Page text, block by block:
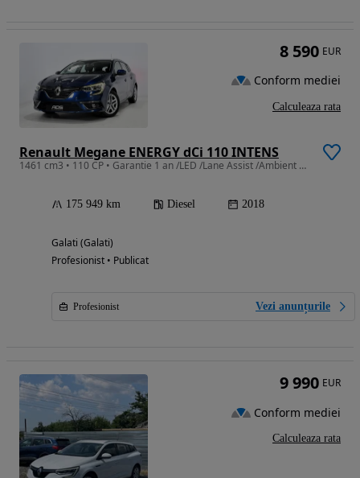
Renault Megane ENERGY dCi 110 INTENS
1461 cm3 • 110 CP • Garantie 1 an /LED /Lane Assist /Ambient Light
175 949 km Diesel 2018
Galati (Galati)
Profesionist • Publicat
Profesionist Vezi anunțurile
8 590 EUR
Conform mediei
Calculeaza rata
9 990 EUR
Conform mediei
Calculeaza rata